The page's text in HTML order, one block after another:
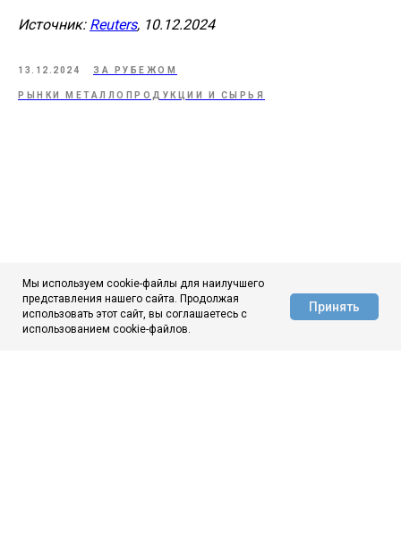
Источник: Reuters, 10.12.2024
13.12.2024 ЗА РУБЕЖОМ
РЫНКИ МЕТАЛЛОПРОДУКЦИИ И СЫРЬЯ
АЦ ЦНИИчермет
Мы используем cookie-файлы для наилучшего
представления нашего сайта. Продолжая
использовать этот сайт, вы соглашаетесь с
использованием cookie-файлов.
Принять